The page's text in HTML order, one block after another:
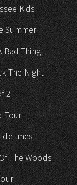
Kids
Summer
Bad Thing
The Night
2
Tour
del mes
The Woods